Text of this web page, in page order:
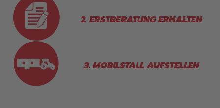
2. ERSTBERATUNG ERHALTEN
3. MOBILSTALL AUFSTELLEN